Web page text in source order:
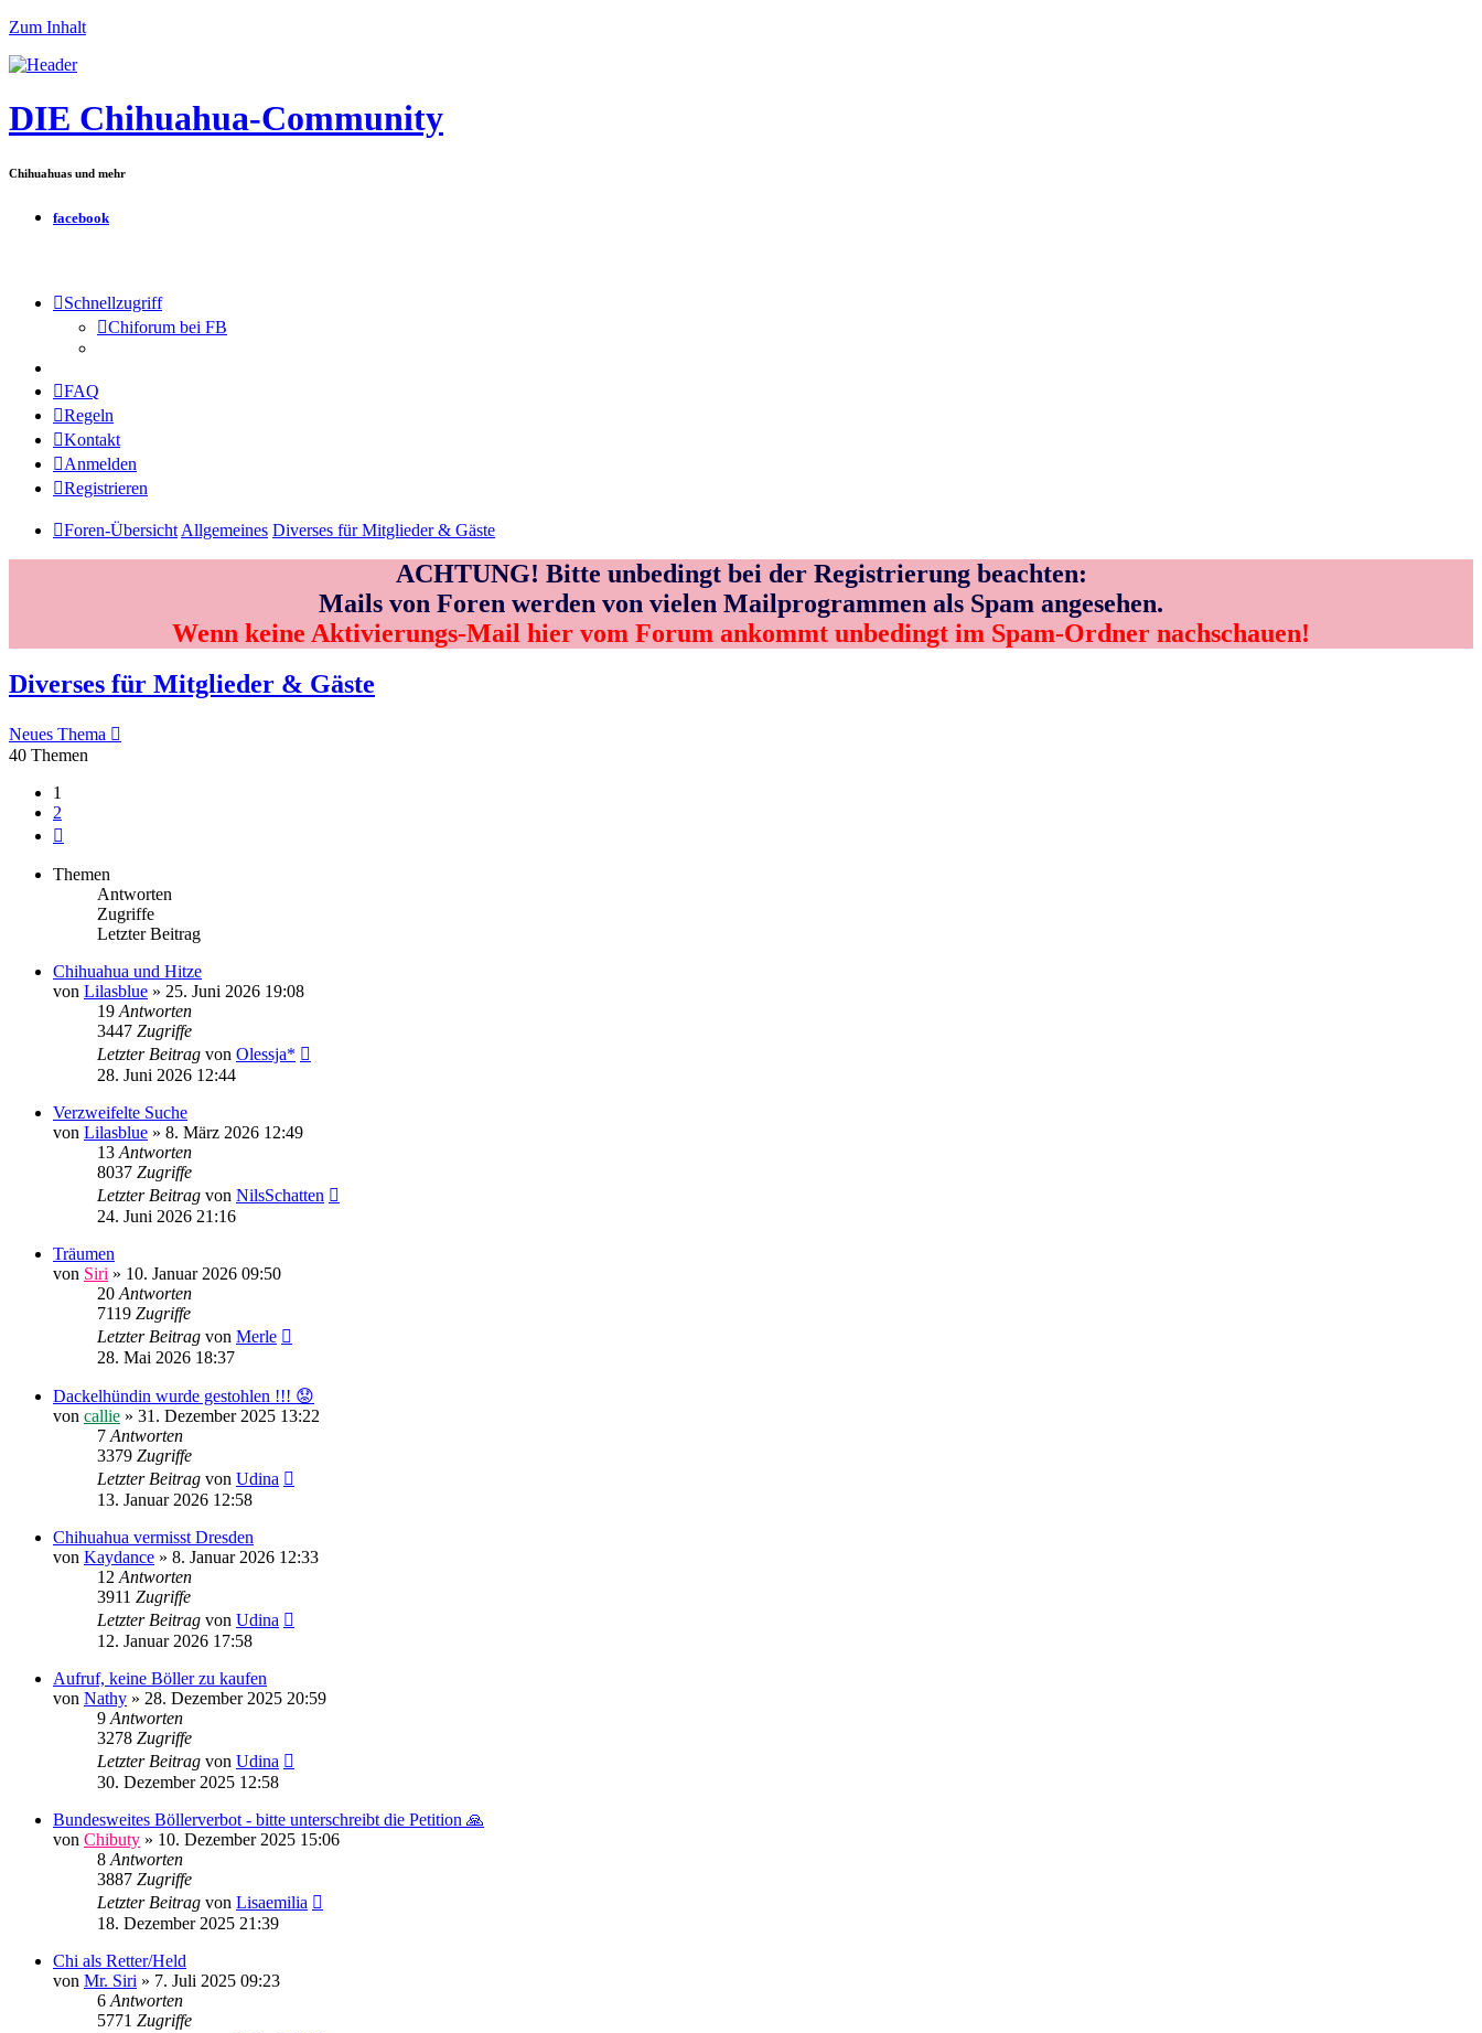
Zum Inhalt
DIE Chihuahua-Community
Chihuahuas und mehr
facebook
Schnellzugriff
Chiforum bei FB
FAQ
Regeln
Kontakt
Anmelden
Registrieren
Foren-Übersicht Allgemeines Diverses für Mitglieder & Gäste
ACHTUNG! Bitte unbedingt bei der Registrierung beachten:
Mails von Foren werden von vielen Mailprogrammen als Spam angesehen.
Wenn keine Aktivierungs-Mail hier vom Forum ankommt unbedingt im Spam-Ordner nachschauen!
Diverses für Mitglieder & Gäste
Neues Thema
40 Themen
1
2
Themen
Antworten
Zugriffe
Letzter Beitrag
Chihuahua und Hitze
von Lilasblue » 25. Juni 2026 19:08
19 Antworten
3447 Zugriffe
Letzter Beitrag von Olessja*
28. Juni 2026 12:44
Verzweifelte Suche
von Lilasblue » 8. März 2026 12:49
13 Antworten
8037 Zugriffe
Letzter Beitrag von NilsSchatten
24. Juni 2026 21:16
Träumen
von Siri » 10. Januar 2026 09:50
20 Antworten
7119 Zugriffe
Letzter Beitrag von Merle
28. Mai 2026 18:37
Dackelhündin wurde gestohlen !!! 😟
von callie » 31. Dezember 2025 13:22
7 Antworten
3379 Zugriffe
Letzter Beitrag von Udina
13. Januar 2026 12:58
Chihuahua vermisst Dresden
von Kaydance » 8. Januar 2026 12:33
12 Antworten
3911 Zugriffe
Letzter Beitrag von Udina
12. Januar 2026 17:58
Aufruf, keine Böller zu kaufen
von Nathy » 28. Dezember 2025 20:59
9 Antworten
3278 Zugriffe
Letzter Beitrag von Udina
30. Dezember 2025 12:58
Bundesweites Böllerverbot - bitte unterschreibt die Petition 🙏
von Chibuty » 10. Dezember 2025 15:06
8 Antworten
3887 Zugriffe
Letzter Beitrag von Lisaemilia
18. Dezember 2025 21:39
Chi als Retter/Held
von Mr. Siri » 7. Juli 2025 09:23
6 Antworten
5771 Zugriffe